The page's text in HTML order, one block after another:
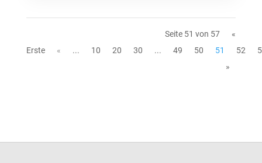
Seite 51 von 57
«
Erste
« ... 10 20 30 ... 49 50 51 52
»